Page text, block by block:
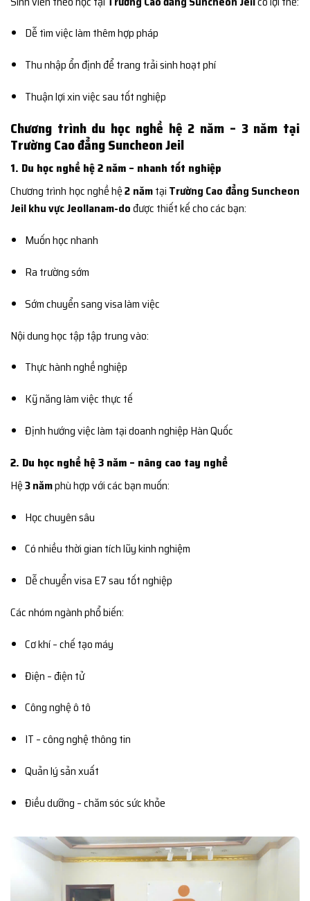
Dễ tìm việc làm thêm hợp pháp
Thu nhập ổn định để trang trải sinh hoạt phí
Thuận lợi xin việc sau tốt nghiệp
Chương trình du học nghề hệ 2 năm – 3 năm tại
Trường Cao đẳng Suncheon Jeil
1. Du học nghề hệ 2 năm – nhanh tốt nghiệp
Chương trình học nghề hệ2 nămtại Trường Cao đẳng Suncheon
Jeil khu vực Jeollanam-dođược thiết kế cho các bạn:
Muốn học nhanh
Ra trường sớm
Sớm chuyển sang visa làm việc
Nội dung học tập tập trung vào:
Thực hành nghề nghiệp
Kỹ năng làm việc thực tế
Định hướng việc làm tại doanh nghiệp Hàn Quốc
2. Du học nghề hệ 3 năm – nâng cao tay nghề
Hệ3 nămphù hợp với các bạn muốn:
Học chuyên sâu
Có nhiều thời gian tích lũy kinh nghiệm
Dễ chuyển visa E7 sau tốt nghiệp
Các nhóm ngành phổ biến:
Cơ khí – chế tạo máy
Điện – điện tử
Công nghệ ô tô
IT – công nghệ thông tin
Quản lý sản xuất
Điều dưỡng – chăm sóc sức khỏe